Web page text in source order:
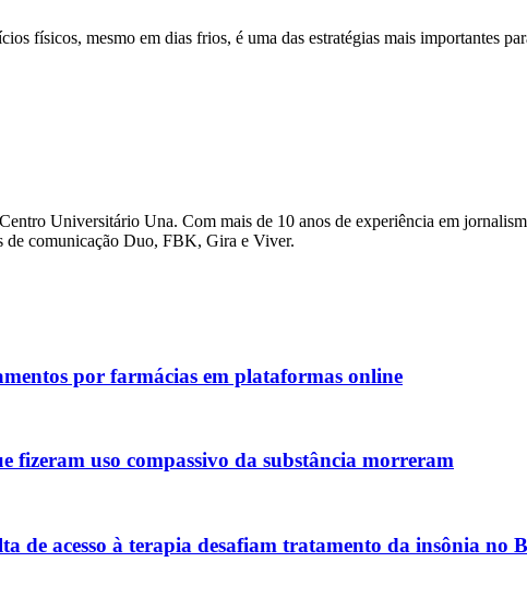
físicos, mesmo em dias frios, é uma das estratégias mais importantes
Universitário Una. Com mais de 10 anos de experiência em
de comunicação Duo, FBK, Gira e Viver.
por farmácias em plataformas online
fizeram uso compassivo da substância morreram
de acesso à terapia desafiam tratamento da insônia no